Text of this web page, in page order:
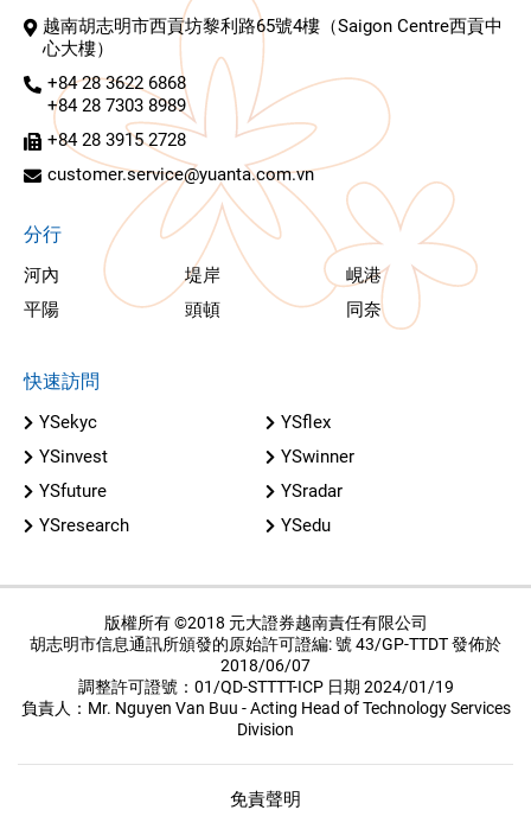
越南胡志明市西貢坊黎利路65號4樓（Saigon Centre西貢中
心大樓）
+84 28 3622 6868
+84 28 7303 8989
+84 28 3915 2728
customer.service@yuanta.com.vn
分行
河內 堤岸
峴港
平陽
頭頓 同奈
快速訪問
YSekyc
YSflex
YSinvest
YSwinner
YSfuture
YSradar
YSresearch
YSedu
版權所有 ©2018 元大證券越南責任有限公司
胡志明市信息通訊所頒發的原始許可證編: 號 43/GP-TTDT 發佈於
2018/06/07
調整許可證號：01/QD-STTTT-ICP 日期 2024/01/19
負責人：Mr. Nguyen Van Buu - Acting Head of Technology Services
Division
免責聲明